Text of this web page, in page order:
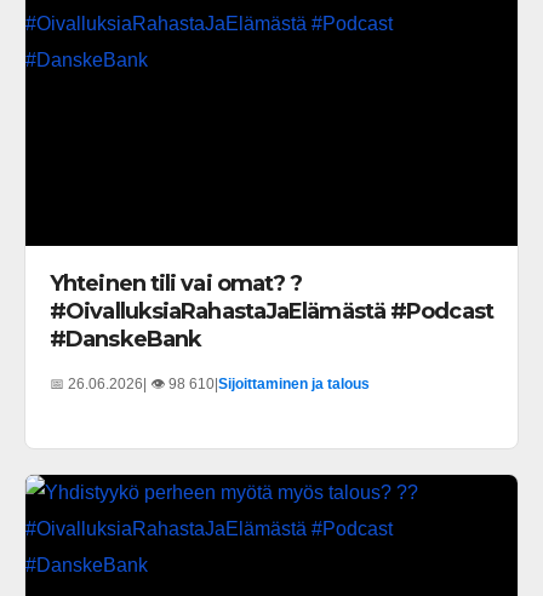
Yhteinen tili vai omat? ?
#OivalluksiaRahastaJaElämästä #Podcast
#DanskeBank
📅 26.06.2026 | 👁️ 98 610 Sijoittaminen ja talous